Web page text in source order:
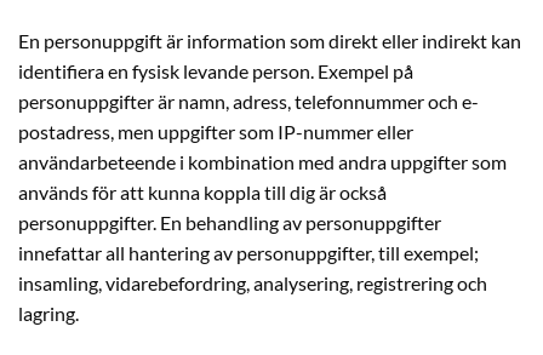
En personuppgift är information som direkt eller indirekt kan
identifiera en fysisk levande person. Exempel på
personuppgifter är namn, adress, telefonnummer och e-
postadress, men uppgifter som IP-nummer eller
användarbeteende i kombination med andra uppgifter som
används för att kunna koppla till dig är också
personuppgifter. En behandling av personuppgifter
innefattar all hantering av personuppgifter, till exempel;
insamling, vidarebefordring, analysering, registrering och
lagring.